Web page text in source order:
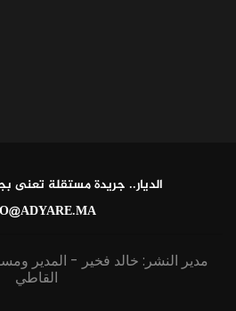
الديار.. جريدة مستقلة
مدير النشر: خالد فخير - المدير
القاطي